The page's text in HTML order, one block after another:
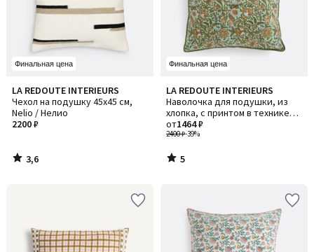
Финальная цена
LA REDOUTE INTERIEURS
Чехол на подушку 45x45 см,
Nelio / Нелио
2200 ₽
3,6
/ 5
3,6
/
Финальная цена
LA REDOUTE INTERIEURS
Наволочка для подушки, из
хлопка, с принтом в технике
блок-принт, SHANDIRA /
ШАНДИРА
2400 ₽-39%
от1464 ₽
5
/
5
5
/